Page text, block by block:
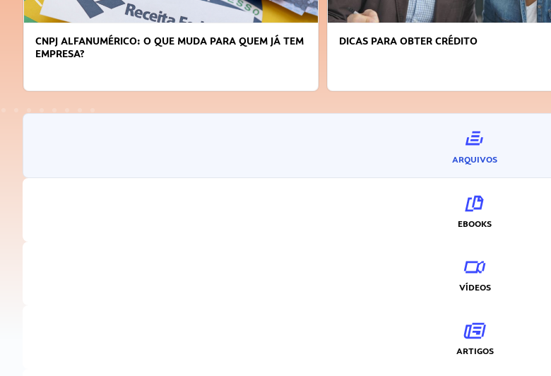
DICAS PARA OBTER CRÉDITO
FAÇA A DIFERENÇA: SEJA SUSTENTÁVEL, SEJA
ARQUIVOS
EBOOKS
VÍDEOS
ARTIGOS